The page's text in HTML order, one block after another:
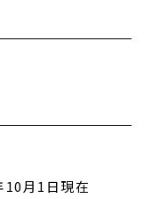
月1日現在